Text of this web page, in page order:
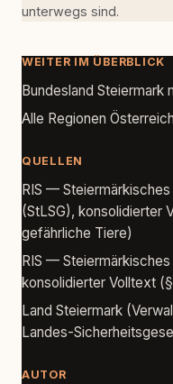
unterwegs sind.
WEITER IM ÜBERBLICK
Bundesland Steiermark
Alle Regionen Österreich
QUELLEN
RIS —
(StLSG), konsolidierter
gefährliche Tiere)
RIS —
konsolidierter Volltext
Land Steiermark
Landes-
AUTOR